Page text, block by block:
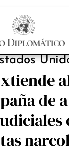
PROTAGONISTAS
de